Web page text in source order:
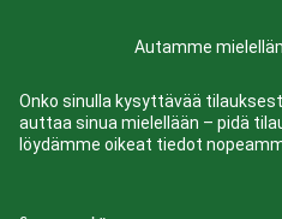
Autamme
Onko sinulla kysyttävää
auttaa sinua mielellään – pidä
löydämme oikeat tiedot